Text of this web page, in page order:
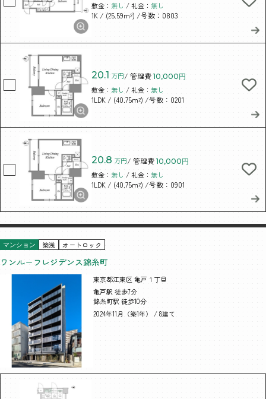
敷金： 無し / 礼金： 無し
1K / (25.59m²) /号数：0803
20.1 万円/ 管理費 10,000円
敷金： 無し / 礼金： 無し
1LDK / (40.75m²) /号数：0201
20.8 万円/ 管理費 10,000円
敷金： 無し / 礼金： 無し
1LDK / (40.75m²) /号数：0901
マンション 築浅 オートロック
ワンルーフレジデンス錦糸町
東京都江東区 亀戸１丁目
亀戸駅 徒歩7分
錦糸町駅 徒歩10分
2024年11月（築1年） / 8建て